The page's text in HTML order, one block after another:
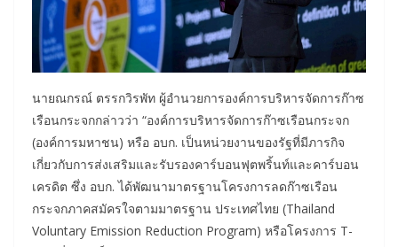
นายณกรณ์ ตรรกวิรพัท ผู้อำนวยการองค์การบริหารจัดการก๊าซ
เรือนกระจกกล่าวว่า “องค์การบริหารจัดการก๊าซเรือนกระจก
(องค์การมหาชน) หรือ อบก. เป็นหน่วยงานของรัฐที่มีภารกิจ
เกี่ยวกับการส่งเสริมและรับรองคาร์บอนฟุตพริ้นท์และคาร์บอน
เครดิต ซึ่ง อบก. ได้พัฒนามาตรฐานโครงการลดก๊าซเรือน
กระจกภาคสมัครใจตามมาตรฐาน ประเทศไทย (Thailand
Voluntary Emission Reduction Program) หรือโครงการ T-